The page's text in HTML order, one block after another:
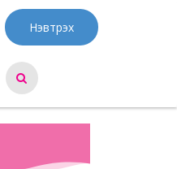
Нэвтрэх